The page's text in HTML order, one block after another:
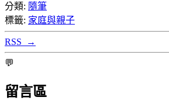
分類: 隨筆
標籤: 家庭與親子
RSS →
💬
留言區